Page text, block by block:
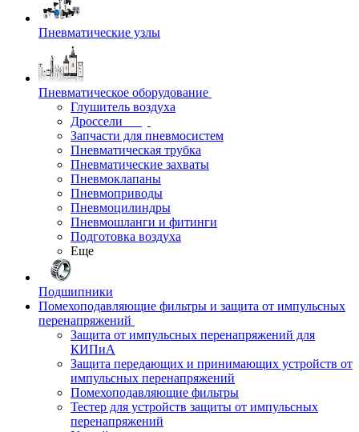
Пневматические узлы
Пневматическое оборудование
Глушитель воздуха
Дроссели
Запчасти для пневмосистем
Пневматическая трубка
Пневматические захваты
Пневмоклапаны
Пневмоприводы
Пневмоцилиндры
Пневмошланги и фитинги
Подготовка воздуха
Еще
Подшипники
Помехоподавляющие фильтры и защита от импульсных
перенапряжений
Защита от импульсных перенапряжений для
КИПиА
Защита передающих и принимающих устройств от
импульсных перенапряжений
Помехоподавляющие фильтры
Тестер для устройств защиты от импульсных
перенапряжений